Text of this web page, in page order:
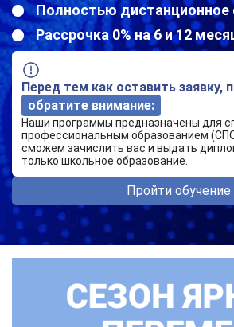
Полностью дистанционное
Рассрочка 0% на 6 и 12
Перед тем как оставить заявку,
обратите внимание:
Наши программы предназначены для
профессиональным образованием
сможем зачислить вас и выдать
только школьное образование.
Пройти обучение